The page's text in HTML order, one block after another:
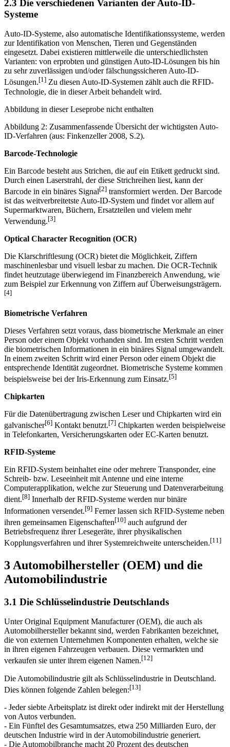
2.3 Die verschiedenen Varianten der Auto-ID-
Systeme
Auto-ID-Systeme, also automatische Identifikationssysteme, werden
zur Identifikation von Menschen, Tieren und Gegenständen
eingesetzt. Dabei existieren mittlerweile die unterschiedlichsten
Varianten: von erprobten und günstigen Auto-ID-Lösungen bis hin
zu sehr zuverlässigen und/oder fälschungssicheren Auto-ID-
[1]
Technologie, die in dieser Arbeit behandelt wird.
Abbildung in dieser Leseprobe nicht enthalten
ID-Verfahren (aus: Finkenzeller 2008, S.2).
Barcode-Technologie
Ein Barcode besteht aus Strichen, die auf ein Etikett gedruckt sind.
Durch einen Laserstrahl, der diese Strichreihen liest, kann der
Barcode in ein binäres Signal[2]transformiert werden. Der Barcode
ist das weitverbreitetste Auto-ID-System und findet vor allem auf
Supermarktwaren, Büchern, Ersatzteilen und vielem mehr
Verwendung.[3]
Optical Character Recognition (OCR)
Die Klarschriftlesung (OCR) bietet die Möglichkeit, Ziffern
maschinenlesbar und visuell lesbar zu machen. Die OCR-Technik
findet heutzutage überwiegend im Finanzbereich Anwendung, wie
[4]
Biometrische Verfahren
Dieses Verfahren setzt voraus, dass biometrische Merkmale an einer
Person oder einem Objekt vorhanden sind. Im ersten Schritt werden
die biometrischen Infor­mationen in ein binäres Signal umgewandelt.
In einem zweiten Schritt wird einer Person oder einem Objekt die
entsprechende Identität zugeordnet. Biometrische Systeme kommen
beispielsweise bei der Iris-Erkennung zum Einsatz.
Chipkarten
Für die Datenübertragung zwischen Leser und Chipkarten wird ein
in Telefonkarten, Versicherungs­karten oder EC-Karten benutzt.
RFID-Systeme
Ein RFID-System beinhaltet eine oder mehrere Transponder, eine
Schreib- bzw. Leseeinheit mit Antenne und eine interne
Computerapplikation, welche zur Steuerung und Datenverarbeitung
dient. [8] Innerhalb der RFID-Systeme werden nur binäre
Informationen versendet.[9]Ferner lassen sich RFID-Systeme neben
ihren gemeinsamen Eigenschaften
auch aufgrund der
Betriebsfrequenz ihrer Lesegeräte, ihrer physikalischen
Kopplungsverfahren und ihrer Systemreichweite unter­scheiden.
3 Automobilhersteller (OEM) und die
Automobilindustrie
3.1 Die Schlüsselindustrie Deutschlands
Unter Original Equipment Manufacturer (OEM), die auch als
Automobilhersteller bekannt sind, werden Fabrikanten bezeichnet,
die von externen Unternehmen Komponenten erhalten, welche sie
in ihren eigenen Fahrzeugen verbauen. Diese vermarkten und
verkaufen sie unter ihrem eigenen Namen.[12]
Die Automobilindustrie gilt als Schlüsselindustrie in Deutschland.
Dies können folgende Zahlen belegen:[13]
- Jeder siebte Arbeitsplatz ist direkt oder indirekt mit der Herstellung
von Autos verbunden.
- Ein Fünftel des Gesamtumsatzes, etwa 250 Milliarden Euro, der